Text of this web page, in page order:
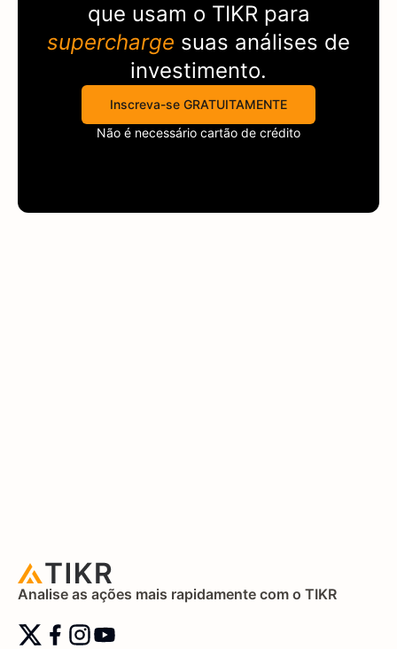
que usam o TIKRpara
supercharge suas análises de
investimento.
Inscreva-se GRATUITAMENTE
Não é necessário cartão de crédito
Analise as ações mais rapidamente com o TIKR